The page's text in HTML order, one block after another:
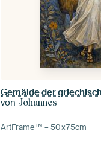
Gemälde der
von Johannes
ArtFrame™ –50×75cm